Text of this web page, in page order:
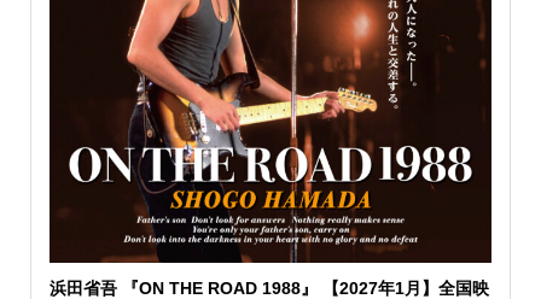
浜田省吾 『ON THE ROAD 1988』 【2027年1月】全国映